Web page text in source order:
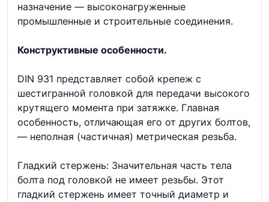
назначение — высоконагруженные
промышленные и строительные соединения.
Конструктивные особенности.
DIN 931 представляет собой крепеж с
шестигранной головкой для передачи высокого
крутящего момента при затяжке. Главная
особенность, отличающая его от других болтов,
— неполная (частичная) метрическая резьба.
Гладкий стержень: Значительная часть тела
болта под головкой не имеет резьбы. Этот
гладкий стержень имеет точный диаметр и